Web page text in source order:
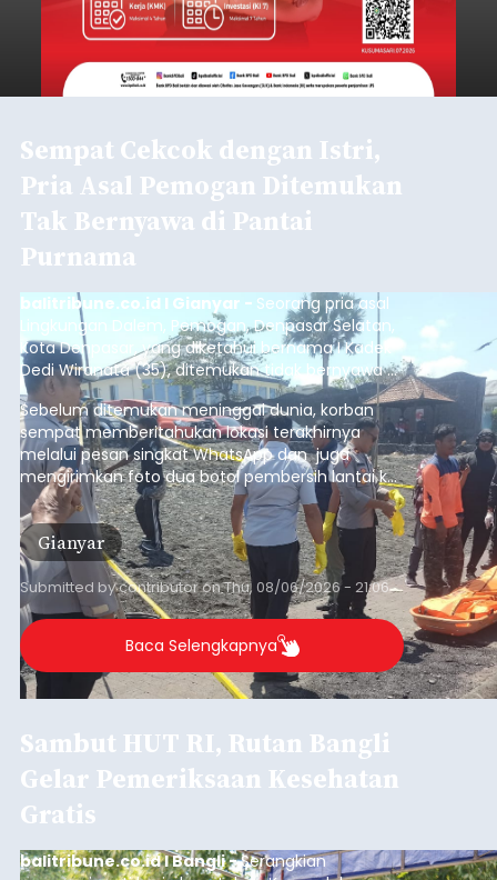
Sempat Cekcok dengan Istri,
Pria Asal Pemogan Ditemukan
Tak Bernyawa di Pantai
Purnama
balitribune.co.id I Gianyar - Seorang pria asal
Lingkungan Dalem, Pemogan, Denpasar Selatan,
Kota Denpasar, yang diketahui bernama I Kadek
Dedi Wiranata (35), ditemukan tidak bernyawa di
pesisir Pantai Purnama, Sukawati.
Sebelum ditemukan meninggal dunia, korban
sempat memberitahukan lokasi terakhirnya
melalui pesan singkat WhatsApp dan juga
mengirimkan foto dua botol pembersih lantai ke
istrinya.
Gianyar
Submitted bycontributoronThu, 08/06/2026 - 21:06
Baca Selengkapnya
Sambut HUT RI, Rutan Bangli
Gelar Pemeriksaan Kesehatan
Gratis
balitribune.co.id I Bangli -Serangkian